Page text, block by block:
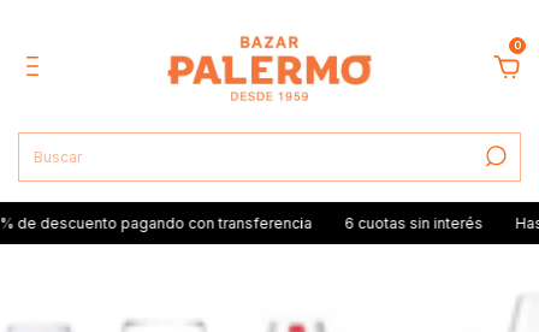
0
pagando con transferencia 6 cuotas sin interés Hasta